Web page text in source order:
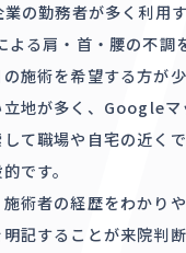
の勤務者が多く利用す
よる肩・首・腰の不調
施術を希望する方が少
立地が多く、Google
て職場や自宅の近く
です。
術者の経歴をわかり
記することが来院判断